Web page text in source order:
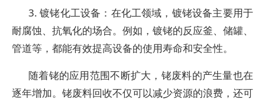
3. 镀铑化工设备：在化工领域，镀铑设备主要用于
耐腐蚀、抗氧化的场合。例如，镀铑的反应釜、储罐、
管道等，都能有效提高设备的使用寿命和安全性。
随着铑的应用范围不断扩大，铑废料的产生量也在
逐年增加。铑废料回收不仅可以减少资源的浪费，还可